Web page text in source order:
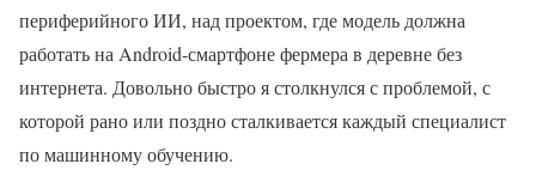
периферийного ИИ, над проектом, где модель должна
работать на Android-смартфоне фермера в деревне без
интернета. Довольно быстро я столкнулся с проблемой, с
которой рано или поздно сталкивается каждый специалист
по машинному обучению.